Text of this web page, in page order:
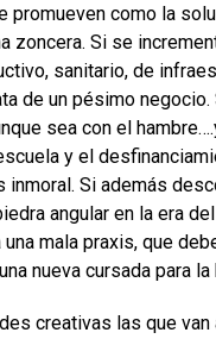
promueven como la
zoncera. Si se
sanitario, de
de un pésimo
sea con el
y el
inmoral. Si además
angular en la era
mala praxis, que
nueva cursada para la
creativas las que van